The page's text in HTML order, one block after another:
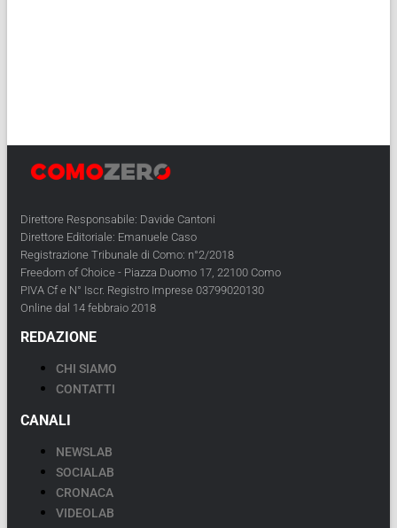
Direttore Responsabile: Davide Cantoni
Direttore Editoriale: Emanuele Caso
Registrazione Tribunale di Como: n°2/2018
Freedom of Choice - Piazza Duomo 17, 22100 Como
PIVA Cf e N° Iscr. Registro Imprese 03799020130
Online dal 14 febbraio 2018
REDAZIONE
CHI SIAMO
CONTATTI
CANALI
NEWSLAB
SOCIALAB
CRONACA
VIDEOLAB